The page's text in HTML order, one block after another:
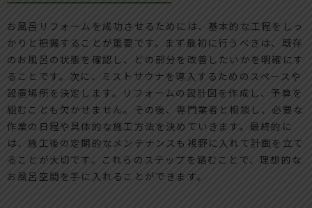
お風呂リフォームを成功させるためには、基本的な工程をしっ
かりと把握することが重要です。まず最初に行うべきは、既存
のお風呂の状態を確認し、どの部分を改善したいかを明確にす
ることです。次に、ミストサウナを導入するためのスペースや
設置場所を決定します。リフォームの設計図を作成し、予算を
組むことも欠かせません。その後、専門業者と相談し、必要な
作業の日程や具体的な施工方法を決めていきます。最終的に
は、施工後の定期的なメンテナンスも視野に入れて計画を立て
ることが大切です。これらのステップを踏むことで、理想的な
お風呂空間を手に入れることができます。